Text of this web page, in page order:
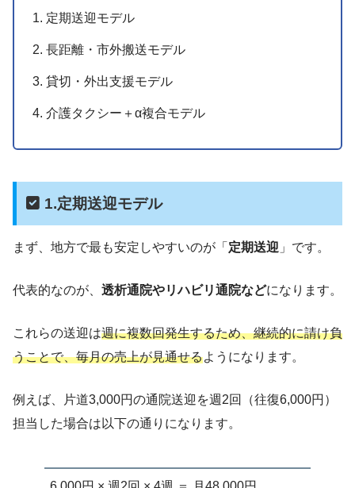
定期送迎モデル
長距離・市外搬送モデル
貸切・外出支援モデル
介護タクシー＋α複合モデル
1.定期送迎モデル
まず、地方で最も安定しやすいのが「 定期送迎 」です。
代表的なのが、 透析通院やリハビリ通院などになります。
これらの送迎は週に複数回発生するため、継続的に請け負
うことで、毎月の売上が見通せるようになります。
例えば、片道3,000円の通院送迎を週2回（往復6,000円）
担当した場合は以下の通りになります。